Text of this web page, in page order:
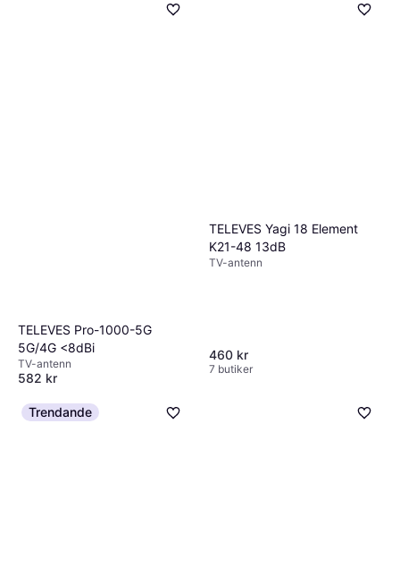
TELEVES Pro-1000-5G
5G/4G <8dBi
TV-antenn
582 kr
TELEVES Yagi 18 Element
K21-48 13dB
TV-antenn
460 kr
7 butiker
Trendande